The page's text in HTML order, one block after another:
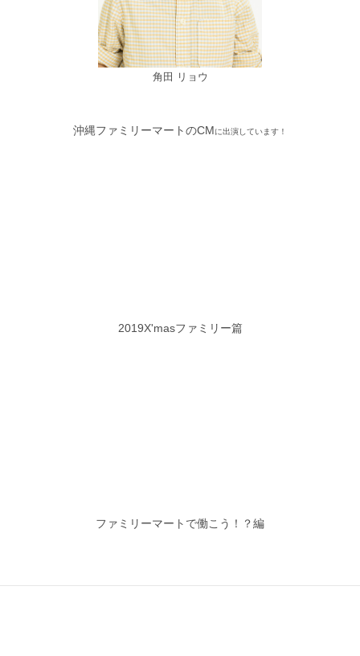
角田 リョウ
沖縄ファミリーマートのCMに出演しています！
2019X'masファミリー篇
ファミリーマートで働こう！？編